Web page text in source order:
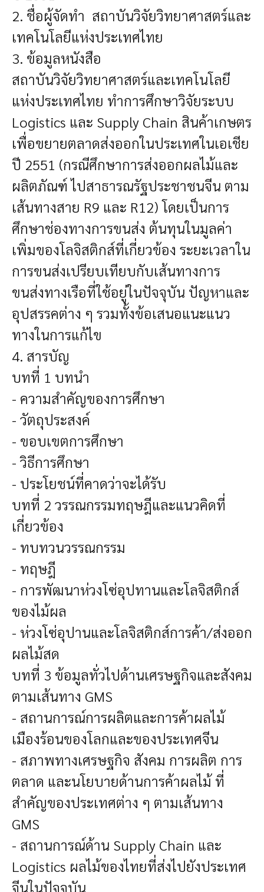
2. ชื่อผู้จัดทำ สถาบันวิจัยวิทยาศาสตร์และ
เทคโนโลยีแห่งประเทศไทย
3. ข้อมูลหนังสือ
สถาบันวิจัยวิทยาศาสตร์และเทคโนโลยี
แห่งประเทศไทย ทำการศึกษาวิจัยระบบ
Logistics และ Supply Chain สินค้าเกษตร
เพื่อขยายตลาดส่งออกในประเทศในเอเชีย
ปี 2551 (กรณีศึกษาการส่งออกผลไม้และ
ผลิตภัณฑ์ ไปสาธารณรัฐประชาชนจีน ตาม
เส้นทางสาย R9 และ R12) โดยเป็นการ
ศึกษาช่องทางการขนส่ง ต้นทุนในมูลค่า
เพิ่มของโลจิสติกส์ที่เกี่ยวข้อง ระยะเวลาใน
การขนส่งเปรียบเทียบกับเส้นทางการ
ขนส่งทางเรือที่ใช้อยู่ในปัจจุบัน ปัญหาและ
อุปสรรคต่าง ๆ รวมทั้งข้อเสนอแนะแนว
ทางในการแก้ไข
4. สารบัญ
บทที่ 1 บทนำ
- ความสำคัญของการศึกษา
- วัตถุประสงค์
- ขอบเขตการศึกษา
- วิธีการศึกษา
- ประโยชน์ที่คาดว่าจะได้รับ
บทที่ 2 วรรณกรรมทฤษฎีและแนวคิดที่
เกี่ยวข้อง
- ทบทวนวรรณกรรม
- ทฤษฎี
- การพัฒนาห่วงโซ่อุปทานและโลจิสติกส์
ของไม้ผล
- ห่วงโซ่อุปานและโลจิสติกส์การค้า/ส่งออก
ผลไม้สด
บทที่ 3 ข้อมูลทั่วไปด้านเศรษฐกิจและสังคม
ตามเส้นทาง GMS
- สถานการณ์การผลิตและการค้าผลไม้
เมืองร้อนของโลกและของประเทศจีน
- สภาพทางเศรษฐกิจ สังคม การผลิต การ
ตลาด และนโยบายด้านการค้าผลไม้ ที่
สำคัญของประเทศต่าง ๆ ตามเส้นทาง
GMS
- สถานการณ์ด้าน Supply Chain และ
Logistics ผลไม้ของไทยที่ส่งไปยังประเทศ
จีนในปัจจุบัน